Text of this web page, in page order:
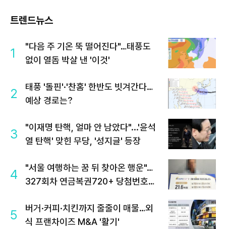
트렌드뉴스
1
"다음 주 기온 뚝 떨어진다"…태풍도
없이 열돔 박살 낸 '이것'
2
태풍 '돌핀'·'찬홈' 한반도 빗겨간다…
예상 경로는?
3
"이재명 탄핵, 얼마 안 남았다"...'윤석
열 탄핵' 맞힌 무당, '성지글' 등장
4
"서울 여행하는 꿈 뒤 찾아온 행운"…
327회차 연금복권720+ 당첨번호조
5
버거·커피·치킨까지 줄줄이 매물…외
식 프랜차이즈 M&A '활기'